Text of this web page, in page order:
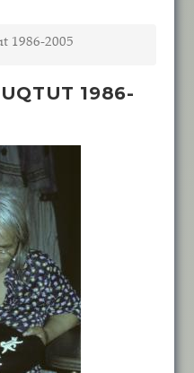
1986-2005
1986-